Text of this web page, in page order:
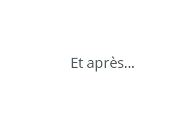
Et après...